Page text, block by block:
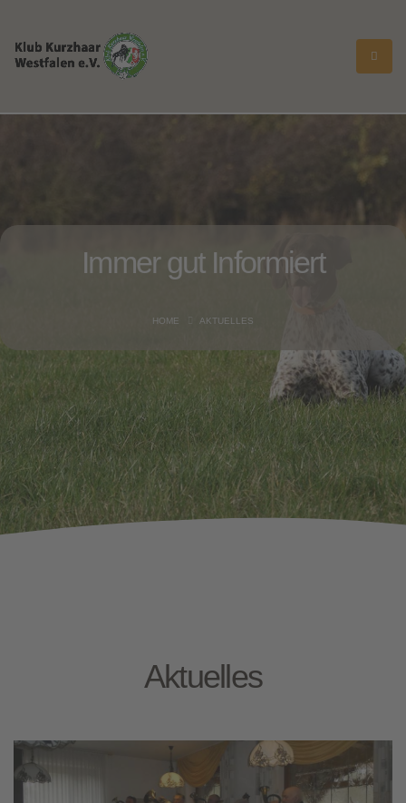
Immer gut Informiert
HOME AKTUELLES
Aktuelles